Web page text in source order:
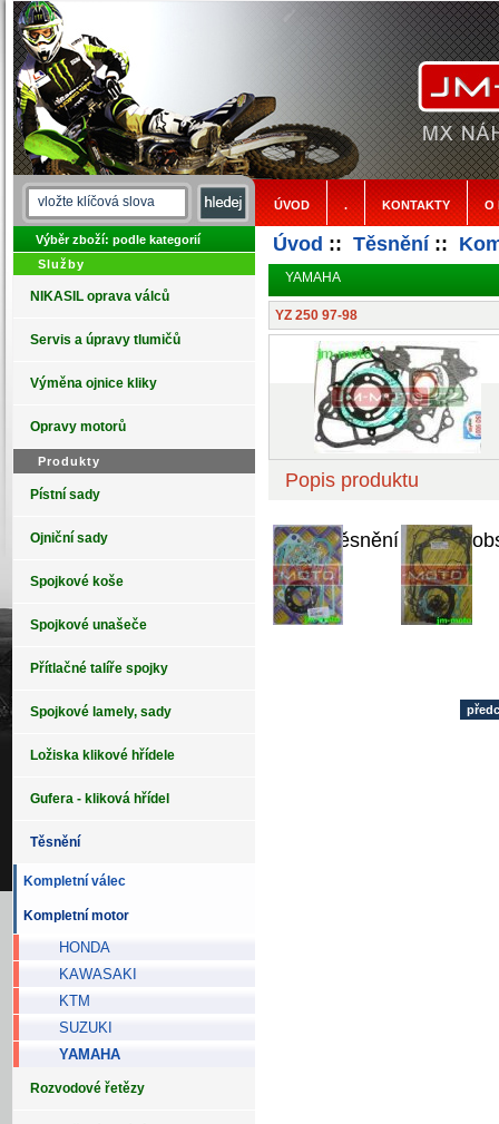
ÚVOD . KONTAKTY O
Výběr zboží: podle kategorií
Služby
NIKASIL oprava válců
Servis a úpravy tlumičů
Výměna ojnice kliky
Opravy motorů
Produkty
Pístní sady
Ojniční sady
Spojkové koše
Spojkové unašeče
Přítlačné talíře spojky
Spojkové lamely, sady
Ložiska klikové hřídele
Gufera - kliková hřídel
Těsnění
Kompletní válec
Kompletní motor
HONDA
KAWASAKI
KTM
SUZUKI
YAMAHA
Rozvodové řetězy
Úvod :: Těsnění::
YAMAHA
YZ 250 97-98
Popis produktu
Sada těsnění motoru